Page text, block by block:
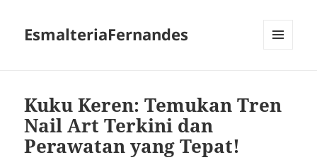
EsmalteriaFernandes
Kuku Keren: Temukan Tren
Nail Art Terkini dan
Perawatan yang Tepat!